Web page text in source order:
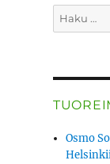
Etsi:
Osmo